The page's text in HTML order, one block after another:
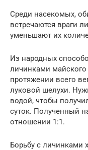
Среди насекомых,
встречаются враги
уменьшают их
Из народных
личинками
протяжении всего
луковой шелухи.
водой, чтобы
суток. Полученный
отношении 1:1.
Борьбу с личинками